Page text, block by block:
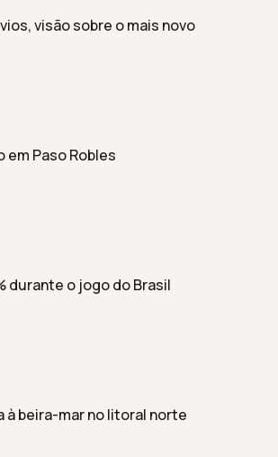
visão sobre o mais novo
em Paso Robles
durante o jogo do Brasil
à beira-mar no litoral norte